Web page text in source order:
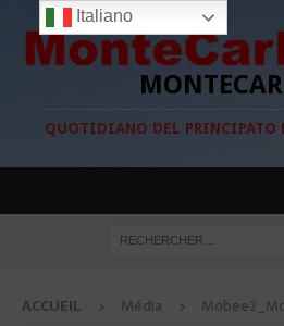
QUOTIDIANO DEL PRINCIPATO
ACCUEIL Média
Italiano